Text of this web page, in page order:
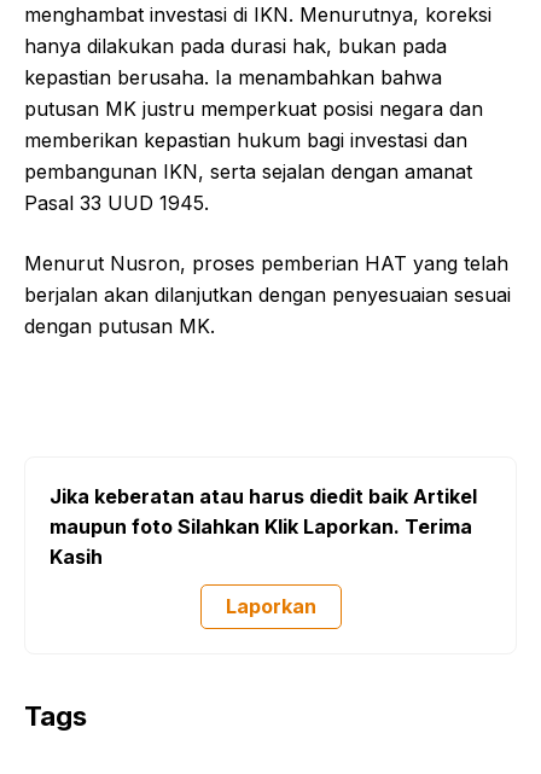
menghambat investasi di IKN. Menurutnya, koreksi
hanya dilakukan pada durasi hak, bukan pada
kepastian berusaha. Ia menambahkan bahwa
putusan MK justru memperkuat posisi negara dan
memberikan kepastian hukum bagi investasi dan
pembangunan IKN, serta sejalan dengan amanat
Pasal 33 UUD 1945.
Menurut Nusron, proses pemberian HAT yang telah
berjalan akan dilanjutkan dengan penyesuaian sesuai
dengan putusan MK.
Jika keberatan atau harus diedit baik Artikel
maupun foto Silahkan Klik Laporkan. Terima
Kasih
Laporkan
Tags